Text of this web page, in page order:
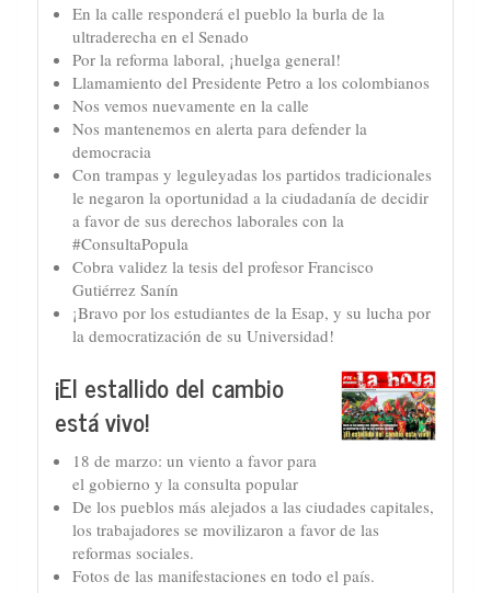
En la calle responderá el pueblo la burla de la
ultraderecha en el Senado
Por la reforma laboral, ¡huelga general!
Llamamiento del Presidente Petro a los colombianos
Nos vemos nuevamente en la calle
Nos mantenemos en alerta para defender la
democracia
Con trampas y leguleyadas los partidos tradicionales
le negaron la oportunidad a la ciudadanía de decidir
a favor de sus derechos laborales con la
#ConsultaPopula
Cobra validez la tesis del profesor Francisco
Gutiérrez Sanín
¡Bravo por los estudiantes de la Esap, y su lucha por
la democratización de su Universidad!
¡El estallido del cambio
está vivo!
18 de marzo: un viento a favor para
el gobierno y la consulta popular
De los pueblos más alejados a las ciudades capitales,
los trabajadores se movilizaron a favor de las
reformas sociales.
Fotos de las manifestaciones en todo el país.